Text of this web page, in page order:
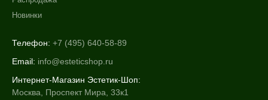
Новинки
Телефон: +7 (495) 640-58-89
Email: info@esteticshop.ru
Интернет-Магазин Эстетик-Шоп:
Москва, Проспект Мира, 33к1